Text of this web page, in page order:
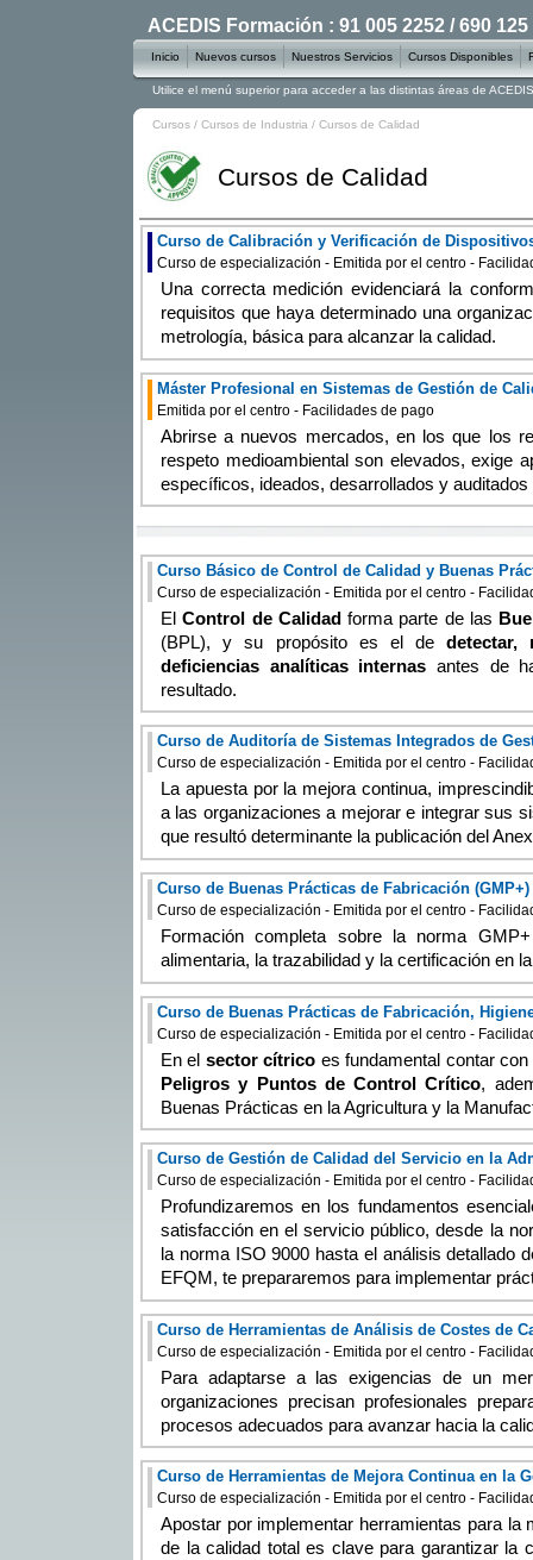
Cursos / Cursos de Industria / Cursos de Calidad
Cursos de Calidad
Curso de Calibración y Verificación de
Curso de especialización - Emitida por el centro -
Una correcta medición evidenciará la
requisitos que haya determinado una
metrología, básica para alcanzar la calidad.
Máster Profesional en Sistemas de Gestión de
Emitida por el centro - Facilidades de pago
Abrirse a nuevos mercados, en los que los
respeto medioambiental son elevados, exige
específicos, ideados, desarrollados y
Curso Básico de Control de Calidad y Buenas
Curso de especialización - Emitida por el centro -
ElControl de Calidadforma parte de las
(BPL), y su propósito es el dedetectar,
deficiencias analíticas internas antes de
resultado.
Curso de especialización - Emitida por el centro -
La apuesta por la mejora continua,
a las organizaciones a mejorar e integrar sus
que resultó determinante la publicación del
Curso de Buenas Prácticas de Fabricación (GMP+)
Curso de especialización - Emitida por el centro -
Formación completa sobre la norma
alimentaria, la trazabilidad y la certificación en
Curso de Buenas Prácticas de Fabricación,
Curso de especialización - Emitida por el centro -
En el sector cítrico es fundamental contar
Peligros y Puntos de Control Crítico,
Buenas Prácticas en la Agricultura y la
Curso de Gestión de Calidad del Servicio en la
Curso de especialización - Emitida por el centro -
Profundizaremos en los fundamentos
satisfacción en el servicio público, desde la
la norma ISO 9000 hasta el análisis detallado
EFQM, te prepararemos para implementar
Curso de Herramientas de Análisis de Costes de
Curso de especialización - Emitida por el centro -
Para adaptarse a las exigencias de un
organizaciones precisan profesionales
procesos adecuados para avanzar hacia la
Curso de Herramientas de Mejora Continua en la
Curso de especialización - Emitida por el centro -
Apostar por implementar herramientas para la
de la calidad total es clave para garantizar la
ACEDIS Formación : 91 005 2252 / 690 125
Inicio Nuevos cursos Nuestros Servicios Cursos Disponibles
Utilice el menú superior para acceder a las distintas áreas de